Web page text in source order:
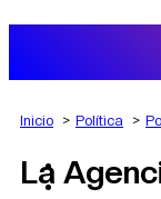
AGRO
Inicio Política
La